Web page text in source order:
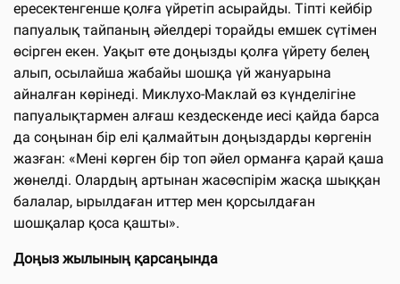
ересектенгенше қолға үйретіп асырайды. Тіпті кейбір
папуалық тайпаның әйелдері торайды емшек сүтімен
өсірген екен. Уақыт өте доңызды қолға үйрету белең
алып, осылайша жабайы шошқа үй жануарына
айналған көрінеді. Миклухо-Маклай өз күнделігіне
папуалықтармен алғаш кездескенде иесі қайда барса
да соңынан бір елі қалмайтын доңыздарды көргенін
жазған: «Мені көрген бір топ әйел орманға қарай қаша
жөнелді. Олардың артынан жасөспірім жасқа шыққан
балалар, ырылдаған иттер мен қорсылдаған
шошқалар қоса қашты».
Доңыз жылының қарсаңында